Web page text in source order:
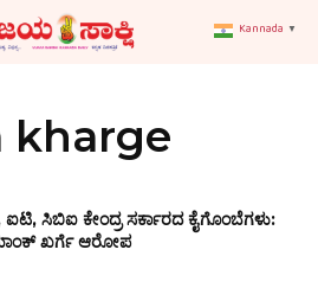
kharge
ಸಿಬಿಐ ಕೇಂದ್ರ ಸರ್ಕಾರದ ಕೈಗೊಂಬೆಗಳು:
ಖರ್ಗೆ ಆರೋಪ
Kannada ▼